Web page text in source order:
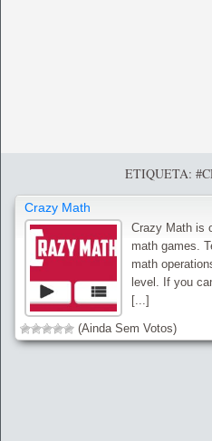
ETIQUETA:
Crazy Math
Crazy Math is
math games.
math
level. If you
[...]
(Ainda Sem Votos)